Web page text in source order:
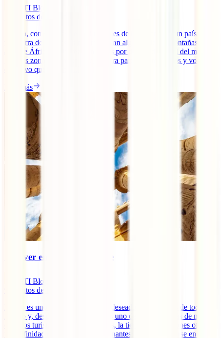
IATI Blog
minutos de lectura
Etiopía, con sus más de 100 millones de habitantes, es un país con
una tierra de contrastes naturales, con algunas de las montañas más
altas de África y a la vez con zonas por debajo del nivel del mar,
grandes zonas de cafetales y por otra parte lugares áridos y volcanes
en activo que quitan [...]
Leer más
Qué ver en Luxor por libre
IATI Blog
minutos de lectura
Egipto es uno de los destinos más deseados por viajeros de todo el
mundo y, desde hace unos años, es uno de los países más de moda
entre los turistas. No es para menos, la tierra de los faraones ofrece
una infinidad de experiencias fascinantes: desde adentrarse en las